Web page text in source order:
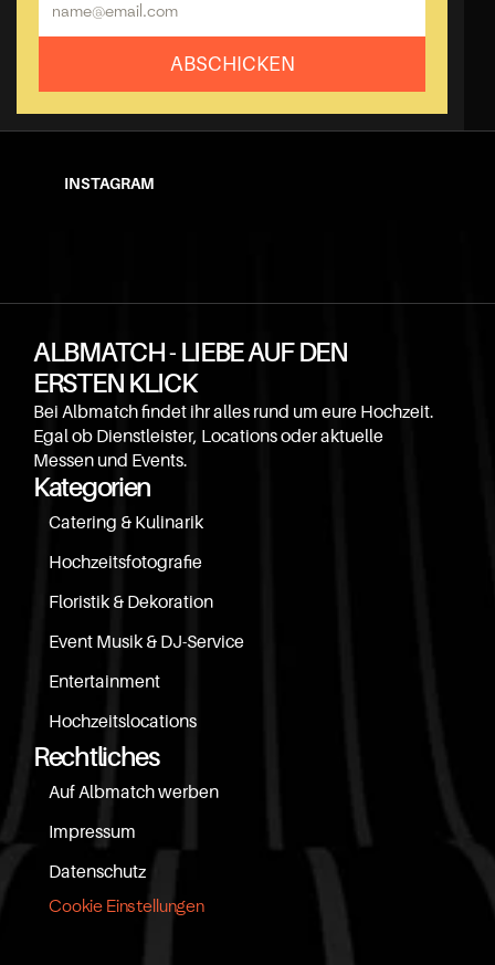
ABSCHICKEN
INSTAGRAM
ALBMATCH - LIEBE AUF DEN
ERSTEN KLICK
Bei Albmatch findet ihr alles rund um eure Hochzeit.
Egal ob Dienstleister, Locations oder aktuelle
Messen und Events.
Kategorien
Catering & Kulinarik
Hochzeitsfotografie
Floristik & Dekoration
Event Musik & DJ-Service
Entertainment
Hochzeitslocations
Rechtliches
Auf Albmatch werben
Impressum
Datenschutz
Cookie Einstellungen